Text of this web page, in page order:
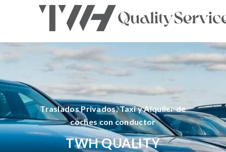
Traslados Privados, Taxi y Alquiler de
coches con conductor
TWH QUALITY